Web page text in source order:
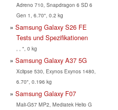
Adreno 710, Snapdragon 6 SD 6
Gen 1, 6.70", 0.2 kg
Samsung Galaxy S26 FE
Tests und Spezifikationen
, , ", 0 kg
Samsung Galaxy A37 5G
Xclipse 530, Exynos Exynos 1480,
6.70", 0.196 kg
Samsung Galaxy F07
Mali-G57 MP2, Mediatek Helio G